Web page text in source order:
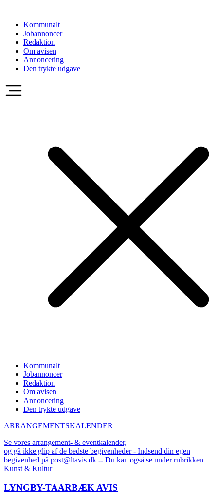
indholdKommunalt
Jobannoncer
Redaktion
Om avisen
Annoncering
Den trykte udgave
Kommunalt
Jobannoncer
Redaktion
Om avisen
Annoncering
Den trykte udgave
ARRANGEMENTSKALENDER
Se vores arrangement- & eventkalender,
og gå ikke glip af de bedste begivenheder - Indsend din egen
begivenhed på post@ltavis.dk -- Du kan også se under rubrikken
Kunst & Kultur
LYNGBY-TAARBÆK AVIS